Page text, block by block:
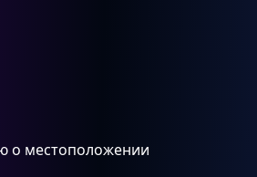
о местоположении